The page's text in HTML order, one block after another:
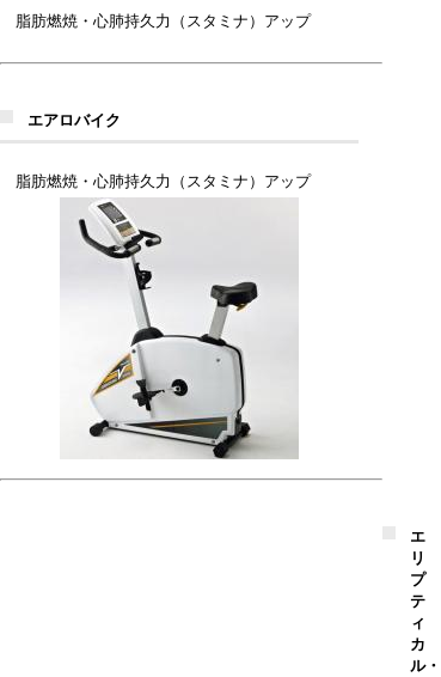
脂肪燃焼・心肺持久力（スタミナ）アップ
エアロバイク
脂肪燃焼・心肺持久力（スタミナ）アップ
エ
リ
プ
テ
ィ
カ
ル・